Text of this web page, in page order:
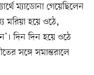
ম্যাডোনা গেয়েছিলেন
মরিয়া হয়ে ওঠে,
দিন দিন হয়ে ওঠে
সঙ্গে সমান্তরালে